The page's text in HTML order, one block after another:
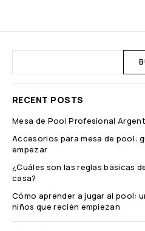
RECENT POSTS
Mesa de Pool Profesional
Accesorios para mesa de pool:
empezar
¿Cuáles son las reglas básicas
casa?
Cómo aprender a jugar al pool:
niños que recién empiezan